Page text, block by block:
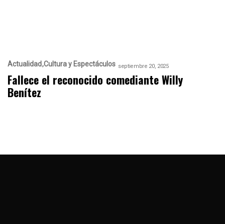
Actualidad Cultura y Espectáculos septiembre 20, 2025
Fallece el reconocido comediante Willy
Benítez